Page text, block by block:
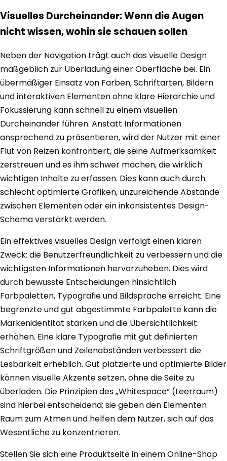
Visuelles Durcheinander: Wenn die Augen
nicht wissen, wohin sie schauen sollen
Neben der Navigation trägt auch das visuelle Design
maßgeblich zur Überladung einer Oberfläche bei. Ein
übermäßiger Einsatz von Farben, Schriftarten, Bildern
und interaktiven Elementen ohne klare Hierarchie und
Fokussierung kann schnell zu einem visuellen
Durcheinander führen. Anstatt Informationen
ansprechend zu präsentieren, wird der Nutzer mit einer
Flut von Reizen konfrontiert, die seine Aufmerksamkeit
zerstreuen und es ihm schwer machen, die wirklich
wichtigen Inhalte zu erfassen. Dies kann auch durch
schlecht optimierte Grafiken, unzureichende Abstände
zwischen Elementen oder ein inkonsistentes Design-
Schema verstärkt werden.
Ein effektives visuelles Design verfolgt einen klaren
Zweck: die Benutzerfreundlichkeit zu verbessern und die
wichtigsten Informationen hervorzuheben. Dies wird
durch bewusste Entscheidungen hinsichtlich
Farbpaletten, Typografie und Bildsprache erreicht. Eine
begrenzte und gut abgestimmte Farbpalette kann die
Markenidentität stärken und die Übersichtlichkeit
erhöhen. Eine klare Typografie mit gut definierten
Schriftgrößen und Zeilenabständen verbessert die
Lesbarkeit erheblich. Gut platzierte und optimierte Bilder
können visuelle Akzente setzen, ohne die Seite zu
überladen. Die Prinzipien des „Whitespace“ (Leerraum)
sind hierbei entscheidend; sie geben den Elementen
Raum zum Atmen und helfen dem Nutzer, sich auf das
Wesentliche zu konzentrieren.
Stellen Sie sich eine Produktseite in einem Online-Shop